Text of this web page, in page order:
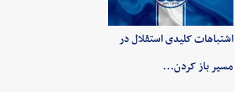
اشتباهات کلیدی استقلال در
مسیر باز کردن…